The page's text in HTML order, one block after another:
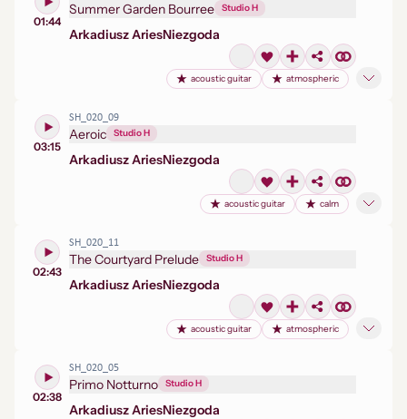
01:44
Summer Garden Bourree Studio H
Arkadiusz AriesNiezgoda
acoustic guitar atmospheric
03:15
SH_020_09
Aeroic Studio H
Arkadiusz AriesNiezgoda
acoustic guitar calm
02:43
SH_020_11
The Courtyard Prelude Studio H
Arkadiusz AriesNiezgoda
acoustic guitar atmospheric
02:38
SH_020_05
Primo Notturno Studio H
Arkadiusz AriesNiezgoda